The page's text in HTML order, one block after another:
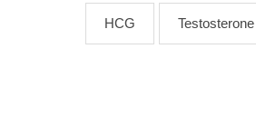
Testosterone
HCG